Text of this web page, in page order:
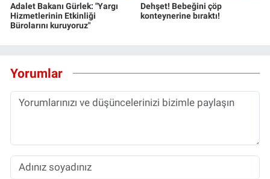
Adalet Bakanı Gürlek: "Yargı
Hizmetlerinin Etkinliği
Bürolarını kuruyoruz"
Dehşet! Bebeğini çöp
konteynerine bıraktı!
Yorumlar